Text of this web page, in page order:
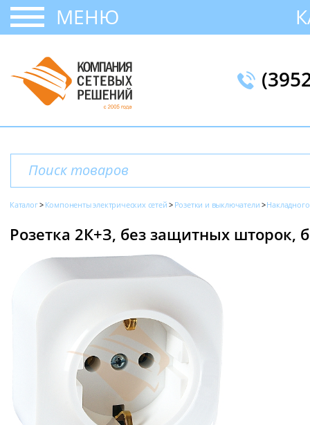
МЕНЮ
Каталог Компоненты электрических сетей Розетки и выключатели
Розетка 2К+З, без защитных шторок,